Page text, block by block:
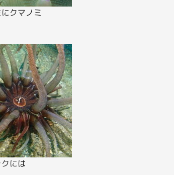
クマノミ
には